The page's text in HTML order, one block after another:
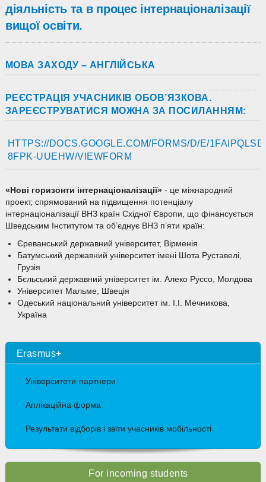
діяльність та в процес інтернаціоналізації
вищої освіти.
МОВА ЗАХОДУ – АНГЛІЙСЬКА
РЕЄСТРАЦІЯ УЧАСНИКІВ ОБОВ’ЯЗКОВА.
ЗАРЕЄСТРУВАТИСЯ МОЖНА ЗА ПОСИЛАННЯМ:
HTTPS://DOCS.GOOGLE.COM/FORMS/D/E/
8FPK-UUEHW/VIEWFORM
«Нові горизонти інтернаціоналізації»- це міжнародний
проект, спрямований на підвищення потенціалу
інтернаціоналізації ВНЗ країн Східної Європи, що фінансується
Шведським Інститутом та об’єднує ВНЗ п’яти країн:
Єреванський державний університет, Вірменія
Батумський державний університет імені Шота Руставелі,
Грузія
Бєльський державний університет ім. Алеко Руссо, Молдова
Університет Мальме, Швеція
Одеський національний університет ім. І.І. Мечникова,
Україна
Erasmus+
Університети-партнери
Аплікаційна форма
Результати відборів і звіти учасників мобільності
For incoming students